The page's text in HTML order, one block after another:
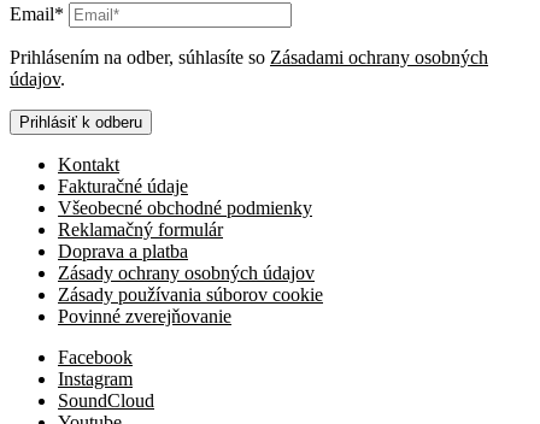
Email*
Prihlásením na odber, súhlasíte so Zásadami ochrany osobných
údajov.
Prihlásiť k odberu
Kontakt
Fakturačné údaje
Všeobecné obchodné podmienky
Reklamačný formulár
Doprava a platba
Zásady ochrany osobných údajov
Zásady používania súborov cookie
Povinné zverejňovanie
Facebook
Instagram
SoundCloud